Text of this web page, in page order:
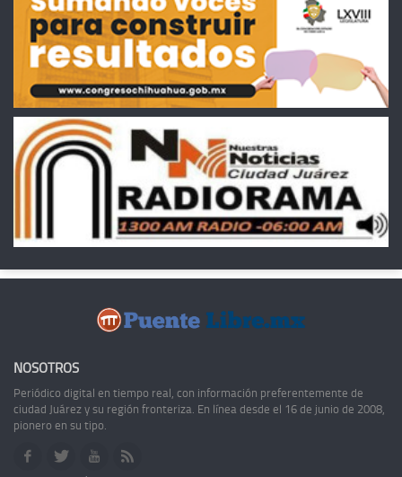
NOSOTROS
Periódico digital en tiempo real, con información preferentemente de
ciudad Juárez y su región fronteriza. En línea desde el 16 de junio de 2008,
pionero en su tipo.